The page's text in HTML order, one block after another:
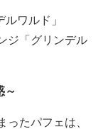
ワルド」
ジ「グリンデル
～
たパフェは、